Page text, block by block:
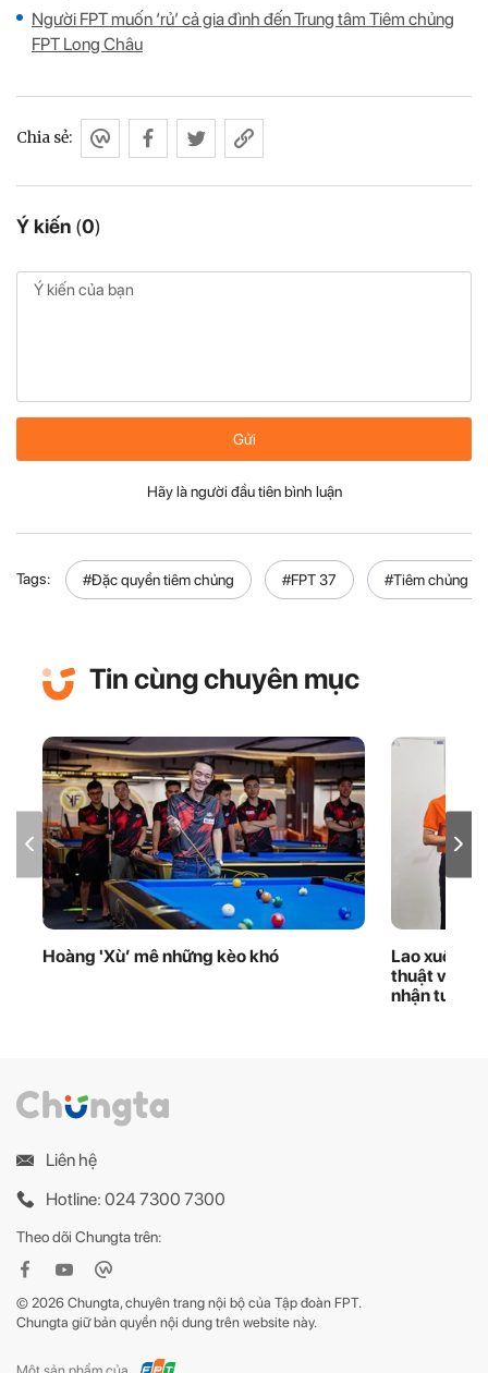
Người FPT muốn ‘rủ’ cả gia đình đến Trung tâm Tiêm chủng
FPT Long Châu
Ý kiến (0)
Chia sẻ:
Gửi
Hãy là người đầu tiên bình luận
Tags: #Đặc quyền tiêm chủng #FPT 37 #Tiêm chủng
Tin cùng chuyên mục
Hoàng 'Xù’ mê những kèo khó
Lao xuống
thuật viên
nhận tuyên
Liên hệ
Hotline: 024 7300 7300
Theo dõi Chungta trên:
© 2026 Chungta, chuyên trang nội bộ của Tập đoàn FPT.
Chungta giữ bản quyền nội dung trên website này.